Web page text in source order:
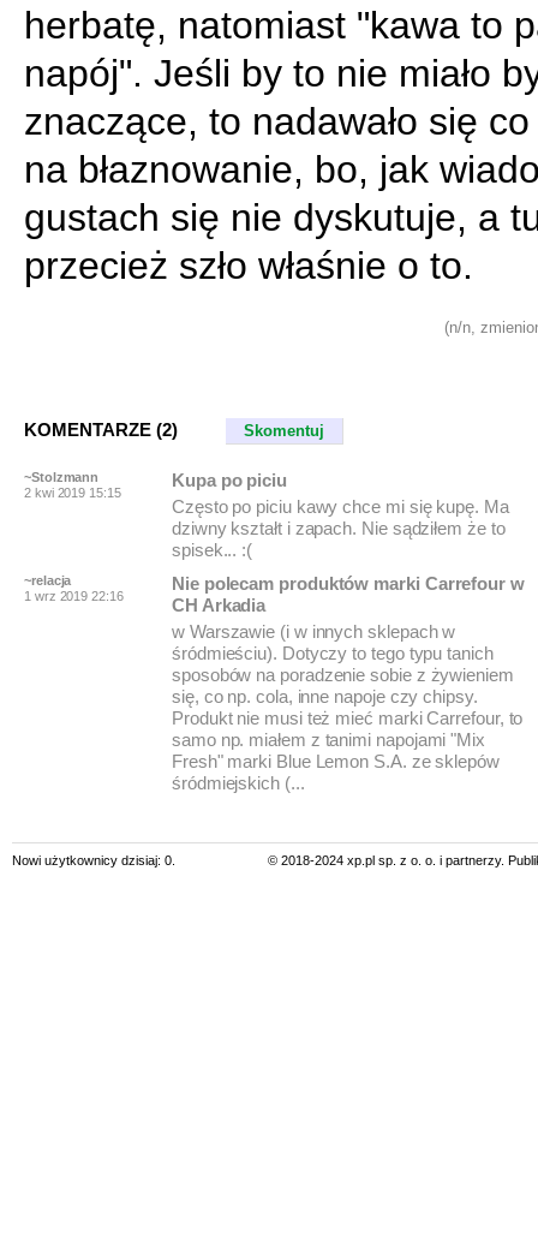
herbatę, natomiast "kawa to
napój". Jeśli by to nie miało
znaczące, to nadawało się
na błaznowanie, bo, jak
gustach się nie dyskutuje, a
przecież szło właśnie o to.
(n/n,
KOMENTARZE (2) Skomentuj
~Stolzmann
2 kwi 2019 15:15
Kupa po piciu
Często po piciu kawy chce mi się kupę. Ma
dziwny kształt i zapach. Nie sądziłem że to
spisek... :(
~relacja
1 wrz 2019 22:16
Nie polecam produktów marki Carrefour w
CH Arkadia
w Warszawie (i w innych sklepach w
śródmieściu). Dotyczy to tego typu tanich
sposobów na poradzenie sobie z żywieniem
się, co np. cola, inne napoje czy chipsy.
Produkt nie musi też mieć marki Carrefour, to
samo np. miałem z tanimi napojami "Mix
Fresh" marki Blue Lemon S.A. ze sklepów
śródmiejskich (...
Nowi użytkownicy dzisiaj: 0. © 2018-2024 xp.pl sp. z o. o. i partnerzy.